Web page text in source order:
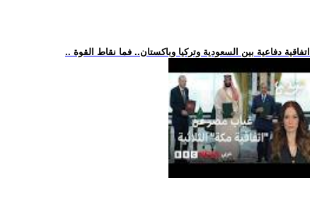
.. اتفاقية دفاعية بين السعودية وتركيا وباكستان.. فما نقاط القوة